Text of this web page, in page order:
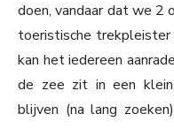
doen, vandaar dat we 2
toeristische trekpleister
kan het iedereen
de zee zit in een
blijven (na lang